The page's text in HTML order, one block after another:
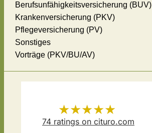
Berufsunfähigkeitsversicherung (BUV)
Krankenversicherung (PKV)
Pflegeversicherung (PV)
Sonstiges
Vorträge (PKV/BU/AV)
★★★★★
74 ratings on cituro.com